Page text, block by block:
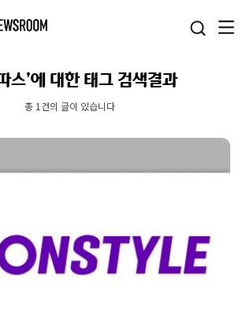
스’에 대한 태그 검색결과
총 1건의 글이 있습니다